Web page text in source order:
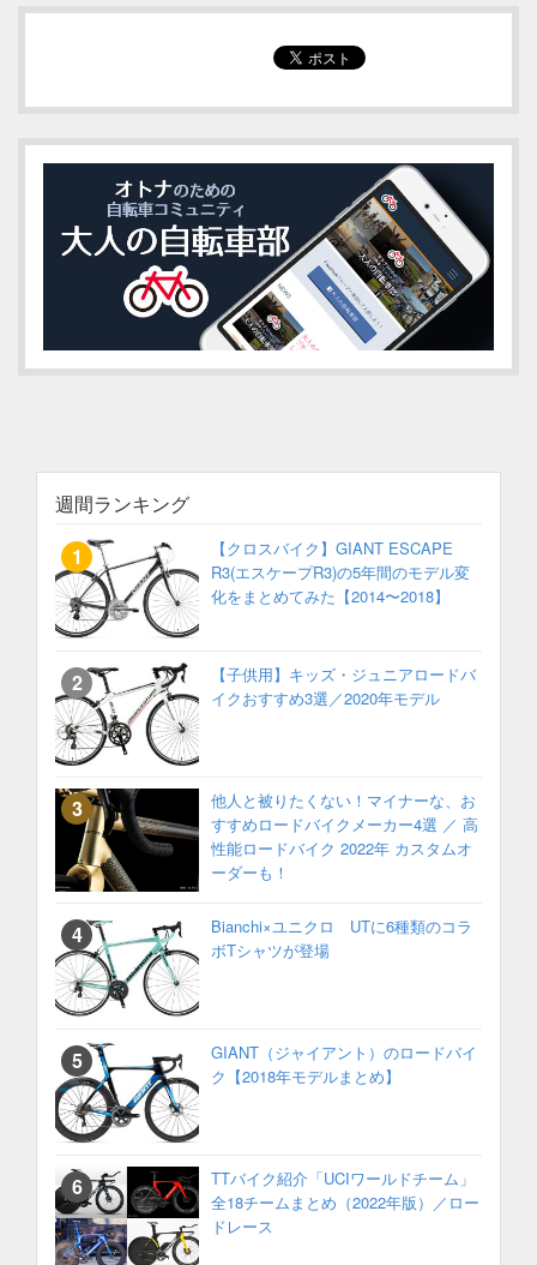
週間ランキング
【クロスバイク】GIANT ESCAPE
R3(エスケープR3)の5年間のモデル変
化をまとめてみた【2014〜2018】
【子供用】キッズ・ジュニアロードバ
イクおすすめ3選／2020年モデル
他人と被りたくない！マイナーな、お
すすめロードバイクメーカー4選 ／ 高
性能ロードバイク 2022年 カスタムオ
ーダーも！
Bianchi×ユニクロ UTに6種類のコラ
ボTシャツが登場
GIANT（ジャイアント）のロードバイ
ク【2018年モデルまとめ】
TTバイク紹介「UCIワールドチーム」
全18チームまとめ（2022年版）／ロー
ドレース